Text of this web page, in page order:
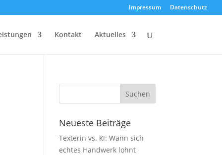
Impres­sum Daten­schutz
Kon­takt Aktu­el­les
Neu­es­te Beiträge
Tex­te­rin vs. KI: Wann sich
ech­tes Hand­werk lohnt